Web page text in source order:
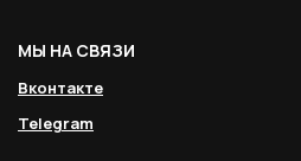
МЫ НА СВЯЗИ
Вконтакте
Telegram